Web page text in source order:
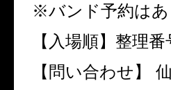
※バンド予約はあ
【入場順】整理
【問い合わせ】